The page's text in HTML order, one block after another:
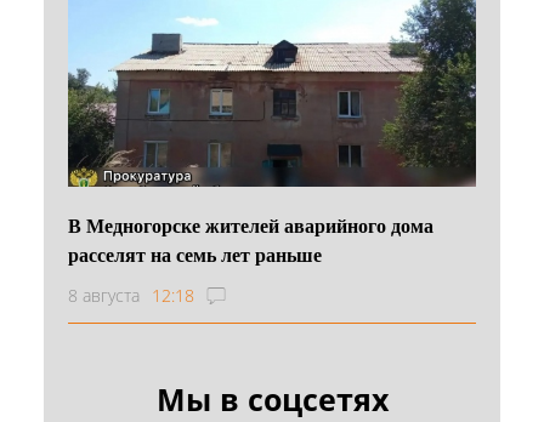
В Медногорске жителей аварийного дома
расселят на семь лет раньше
8 августа 12:18
Мы в соцсетях